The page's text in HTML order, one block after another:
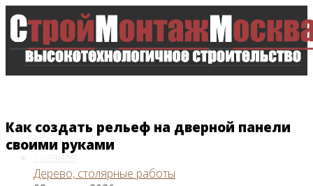
Главная
Как создать рельеф на дверной панели
своими руками
Дерево, столярные работы